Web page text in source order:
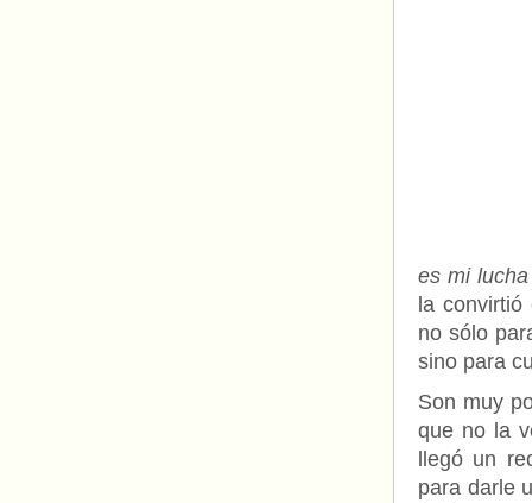
es mi
la
no sólo
sino para
Son muy
que no la
llegó un
para darle